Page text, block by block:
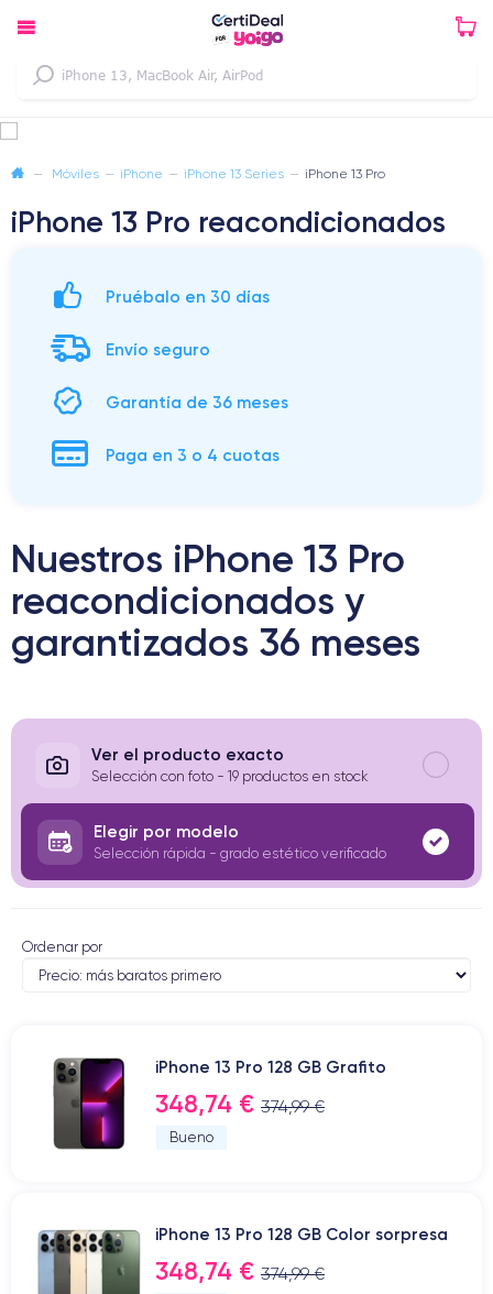
— Móviles — iPhone — iPhone 13 Series — iPhone 13 Pro
iPhone 13 Pro reacondicionados
Pruébalo en 30 días
Envío seguro
Garantía de 36 meses
Paga en 3 o 4 cuotas
Nuestros iPhone 13 Pro
reacondicionados y
garantizados 36 meses
Ver el producto exacto
Selección con foto - 19 productos en stock
Elegir por modelo
Selección rápida - grado estético verificado
Ordenar por
iPhone 13 Pro 128 GB Grafito
348,74 € 374,99 €
Bueno
iPhone 13 Pro 128 GB Color sorpresa
348,74 € 374,99 €